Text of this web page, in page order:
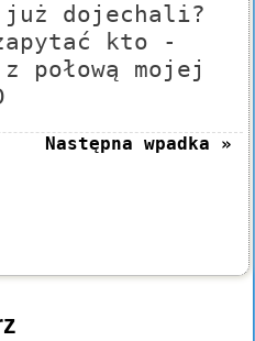
już dojechali?
kto -
połową mojej
Następna wpadka »